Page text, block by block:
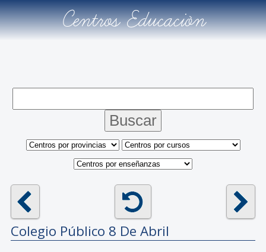
Centros Educación
Colegio Público 8 De Abril